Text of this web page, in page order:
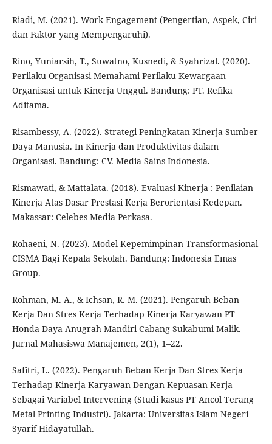
Riadi, M. (2021). Work Engagement (Pengertian, Aspek, Ciri
dan Faktor yang Mempengaruhi).
Rino, Yuniarsih, T., Suwatno, Kusnedi, & Syahrizal. (2020).
Perilaku Organisasi Memahami Perilaku Kewargaan
Organisasi untuk Kinerja Unggul. Bandung: PT. Refika
Aditama.
Risambessy, A. (2022). Strategi Peningkatan Kinerja Sumber
Daya Manusia. In Kinerja dan Produktivitas dalam
Organisasi. Bandung: CV. Media Sains Indonesia.
Rismawati, & Mattalata. (2018). Evaluasi Kinerja : Penilaian
Kinerja Atas Dasar Prestasi Kerja Berorientasi Kedepan.
Makassar: Celebes Media Perkasa.
Rohaeni, N. (2023). Model Kepemimpinan Transformasional
CISMA Bagi Kepala Sekolah. Bandung: Indonesia Emas
Group.
Rohman, M. A., & Ichsan, R. M. (2021). Pengaruh Beban
Kerja Dan Stres Kerja Terhadap Kinerja Karyawan PT
Honda Daya Anugrah Mandiri Cabang Sukabumi Malik.
Jurnal Mahasiswa Manajemen, 2(1), 1–22.
Safitri, L. (2022). Pengaruh Beban Kerja Dan Stres Kerja
Terhadap Kinerja Karyawan Dengan Kepuasan Kerja
Sebagai Variabel Intervening (Studi kasus PT Ancol Terang
Metal Printing Industri). Jakarta: Universitas Islam Negeri
Syarif Hidayatullah.